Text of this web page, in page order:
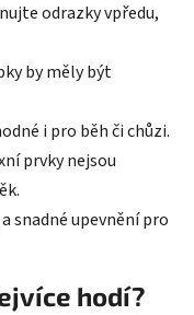
odrazky vpředu,
by měly být
i pro běh či chůzi.
prvky nejsou
snadné upevnění pro
hodí?